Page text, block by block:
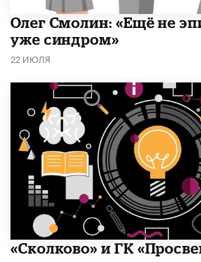
​Олег Смолин: «Ещё не
уже синдром»
22 ИЮЛЯ
«Сколково» и ГК